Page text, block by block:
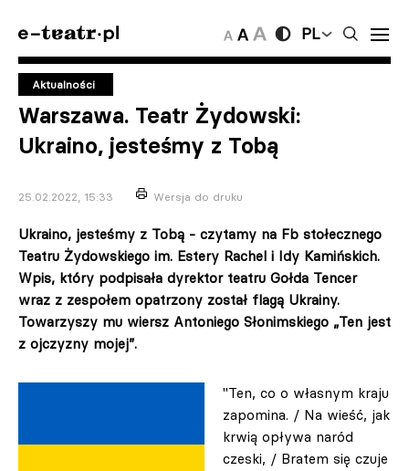
PL
Aktualności
Warszawa. Teatr Żydowski:
Ukraino, jesteśmy z Tobą
25.02.2022, 15:33 Wersja do druku
Ukraino, jesteśmy z Tobą - czytamy na Fb stołecznego
Teatru Żydowskiego im. Estery Rachel i Idy Kamińskich.
Wpis, który podpisała dyrektor teatru Gołda Tencer
wraz z zespołem opatrzony został flagą Ukrainy.
Towarzyszy mu wiersz Antoniego Słonimskiego „Ten jest
z ojczyzny mojej”.
"Ten, co o własnym kraju
zapomina. / Na wieść, jak
krwią opływa naród
czeski, / Bratem się czuje